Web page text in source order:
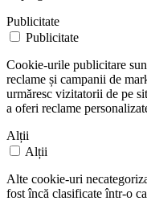
Publicitate
Publicitate
Cookie-urile publicitare
reclame și campanii de
urmăresc vizitatorii de pe
a oferi reclame
Alții
Alții
Alte cookie-uri
fost încă clasificate într-o